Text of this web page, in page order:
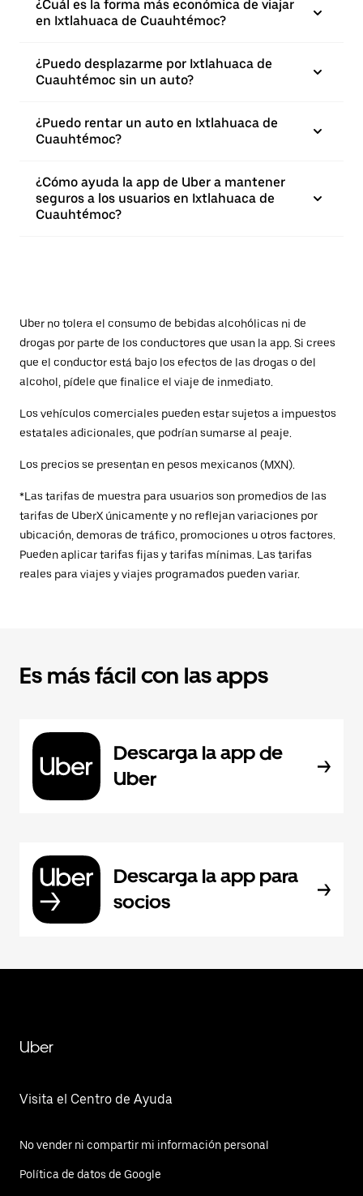
¿Cuál es la forma más económica de viajar
en Ixtlahuaca de Cuauhtémoc?
¿Puedo desplazarme por Ixtlahuaca de
Cuauhtémoc sin un auto?
¿Puedo rentar un auto en Ixtlahuaca de
Cuauhtémoc?
¿Cómo ayuda la app de Uber a mantener
seguros a los usuarios en Ixtlahuaca de
Cuauhtémoc?
Uber no tolera el consumo de bebidas alcohólicas ni de
drogas por parte de los conductores que usan la app. Si crees
que el conductor está bajo los efectos de las drogas o del
alcohol, pídele que finalice el viaje de inmediato.
Los vehículos comerciales pueden estar sujetos a impuestos
estatales adicionales, que podrían sumarse al peaje.
Los precios se presentan en pesos mexicanos (MXN).
*Las tarifas de muestra para usuarios son promedios de las
tarifas de UberX únicamente y no reflejan variaciones por
ubicación, demoras de tráfico, promociones u otros factores.
Pueden aplicar tarifas fijas y tarifas mínimas. Las tarifas
reales para viajes y viajes programados pueden variar.
Es más fácil con las apps
Descarga la app de
Uber
Descarga la app para
socios
Uber
Visita el Centro de Ayuda
No vender ni compartir mi información personal
Política de datos de Google